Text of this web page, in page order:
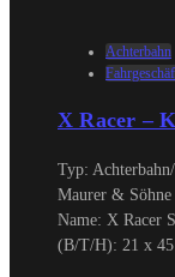
Achterbahn
X Racer –
Typ:
Maurer &
Name: X Racer
(B/T/H): 21 x